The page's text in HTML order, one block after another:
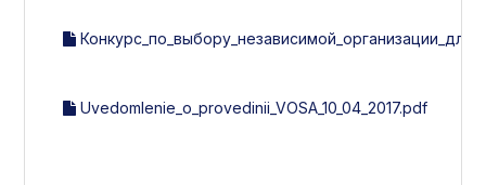
Uvedomlenie_o_provedinii_VOSA_10_04_2017.pdf